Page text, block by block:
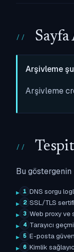
Arşivleme şu
Arşivleme
Bu
1 DNS sorgu
2 SSL/TLS
3 Web proxy ve
4 Tarayıcı
5 E-posta
6 Kimlik